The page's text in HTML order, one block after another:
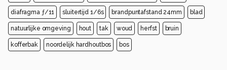
diafragma ƒ/11 sluitertijd 1/6s brandpuntafstand 24mm blad
natuurlijke omgeving hout tak woud herfst bruin
kofferbak noordelijk hardhoutbos bos